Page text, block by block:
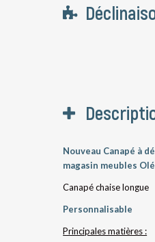
Nouveau Canapé à
magasin meubles
Canapé chaise longue
Personnalisable
Principales matières :